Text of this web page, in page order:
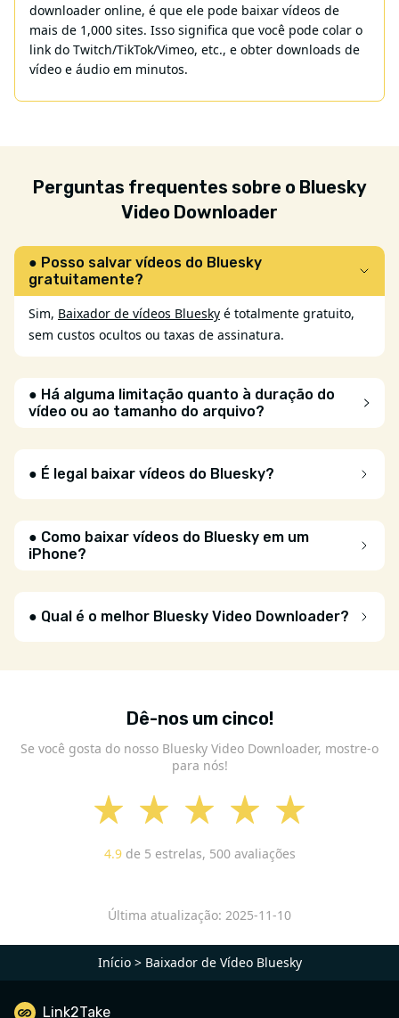
downloader online, é que ele pode baixar vídeos de
mais de 1,000 sites. Isso significa que você pode colar o
link do Twitch/TikTok/Vimeo, etc., e obter downloads de
vídeo e áudio em minutos.
Perguntas frequentes sobre o Bluesky
Video Downloader
● Posso salvar vídeos do Bluesky
gratuitamente?
Sim, Baixador de vídeos Bluesky é totalmente gratuito,
sem custos ocultos ou taxas de assinatura.
● Há alguma limitação quanto à duração do
vídeo ou ao tamanho do arquivo?
● É legal baixar vídeos do Bluesky?
● Como baixar vídeos do Bluesky em um
iPhone?
● Qual é o melhor Bluesky Video Downloader?
Dê-nos um cinco!
Se você gosta do nosso Bluesky Video Downloader, mostre-o
para nós!
4.9de 5 estrelas, 500avaliações
Última atualização: 2025-11-10
Início> Baixador de Vídeo Bluesky
Link2Take